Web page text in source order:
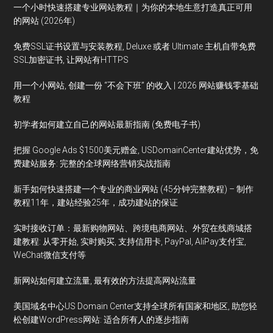
一个小时快速搭建专业网站教程｜为你的本地生意打造真正可用
的网站 (2026年)
免费SSL证书设置与安装教程, Deluxe 或者 Ultimate 主机自带免费
SSL加密证书, 让网站有HTTPS
用一个小网站, 创建一份 “不会下班” 的收入 | 2026 网站赚钱零基础
教程
初学者如何建立自己的网站最新指南 (免费电子书)
把握 Google Ads $1500美元赠金, USDomainCenter建站优势，免
费建站服务: 完整的全球网络营销实战指南
新手如何快速搭建一个专业的商业网站 (45分钟完整教程) – 制作
教程11年，建站经验25年，成功建站的保证
实时接收订单：最新购物网站、跨境电商网站、外贸在线商城搭
建教程: 从零开始, 实时购买, 支持信用卡, PayPal, AliPay支付宝,
WeChat微信支付等
新网站如何建立流量, 最有效的方法提高网站流量
美国域名中心US Domain Center支持全球所有国家和地区, 助您轻
松创建WordPress网站: 适合所有人的逐步指南